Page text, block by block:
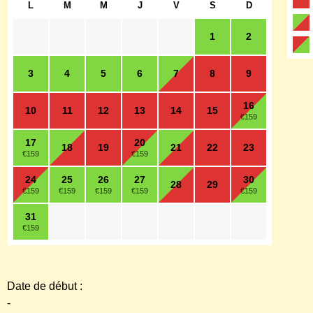
L M M J V S D
1 2
3 4 5 6 7 8 9
10 11 12 13 14 15 16
€159
17
€159
18 19 20
€159
21 22 23
24
€159
25
€159
26
€159
27
€159
28 29 30
€159
31
€159
Date de début :
-